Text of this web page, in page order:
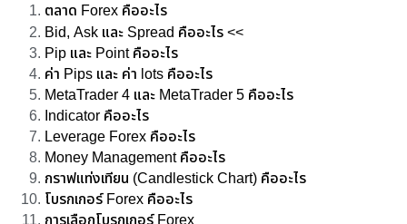
ตลาด Forex คืออะไร
Bid, Ask และ Spread คืออะไร <<
Pip และ Point คืออะไร
ค่า Pips และ ค่า lots คืออะไร
MetaTrader 4 และ MetaTrader 5 คืออะไร
Indicator คืออะไร
Leverage Forex คืออะไร
Money Management คืออะไร
กราฟแท่งเทียน (Candlestick Chart) คืออะไร
โบรกเกอร์ Forex คืออะไร